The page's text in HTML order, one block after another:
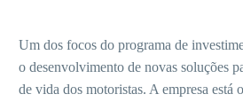
Um dos focos do programa de
o desenvolvimento de novas soluções
de vida dos motoristas. A empresa está